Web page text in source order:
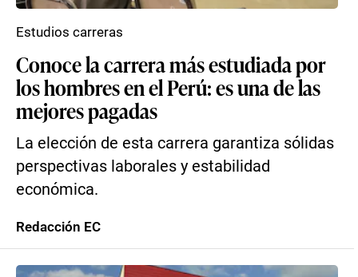
Conoce la carrera más estudiada por
los hombres en el Perú: es una de las
mejores pagadas
La elección de esta carrera garantiza sólidas
perspectivas laborales y estabilidad
económica.
Estudios carreras
Redacción EC